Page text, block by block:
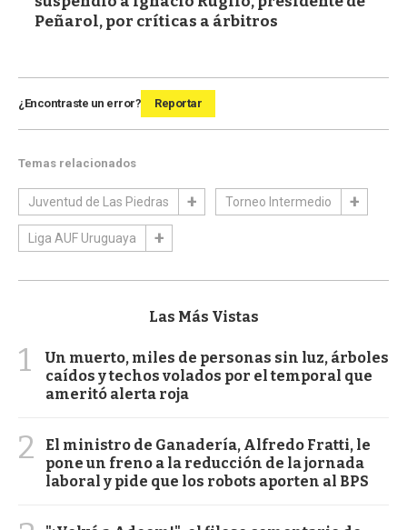
Peñarol, por críticas a árbitros
¿Encontraste un error? Reportar
Temas relacionados
Juventud de Las Piedras Torneo Intermedio
Liga AUF Uruguaya
Las Más Vistas
1
Un muerto, miles de personas sin luz, árboles
caídos y techos volados por el temporal que
ameritó alerta roja
2
El ministro de Ganadería, Alfredo Fratti, le
pone un freno a la reducción de la jornada
laboral y pide que los robots aporten al BPS